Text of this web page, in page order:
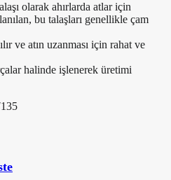
olarak ahırlarda atlar için
bu talaşları genellikle çam
ve atın uzanması için rahat ve
halinde işlenerek üretimi